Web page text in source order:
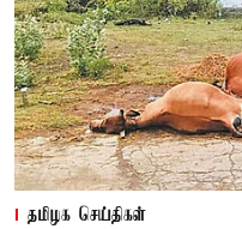
தமிழக செய்திகள்